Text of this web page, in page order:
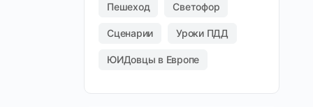
Пешеход Светофор
Сценарии Уроки ПДД
ЮИДовцы в Европе